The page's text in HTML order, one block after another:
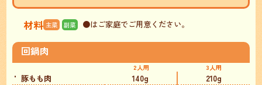
材料 主菜 副菜 ●はご家庭でご用意ください。
回鍋肉
2人用 3人用
豚もも肉 140g
210g